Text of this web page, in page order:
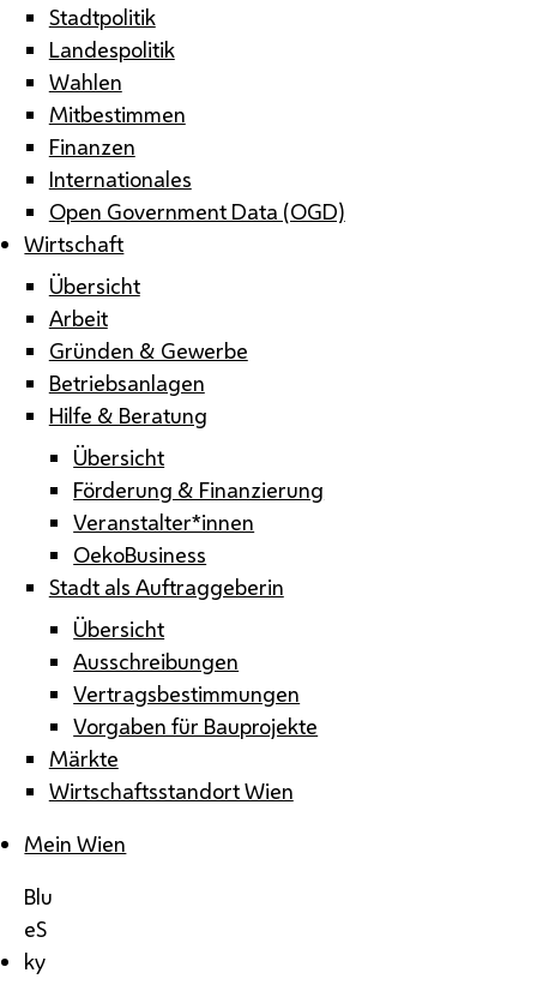
Stadtpolitik
Landespolitik
Wahlen
Mitbestimmen
Finanzen
Internationales
Open Government Data (OGD)
Wirtschaft
Übersicht
Arbeit
Gründen & Gewerbe
Betriebsanlagen
Hilfe & Beratung
Übersicht
Förderung & Finanzierung
Veranstalter*innen
OekoBusiness
Stadt als Auftraggeberin
Übersicht
Ausschreibungen
Vertragsbestimmungen
Vorgaben für Bauprojekte
Märkte
Wirtschaftsstandort Wien
Mein Wien
Blu
eS
ky